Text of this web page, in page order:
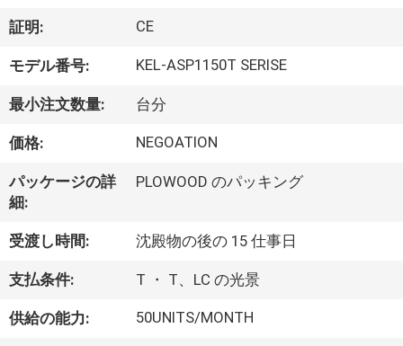
わ
た
し
ち
に
つ
い
て
証明: CE
モデル番号: KEL-ASP1150T SERISE
最小注文数量: 台分
価格: NEGOATION
パッケージの詳
細:
PLOWOOD のパッキング
受渡し時間: 沈殿物の後の 15 仕事日
支払条件: T ・ T、LC の光景
供給の能力: 50UNITS/MONTH